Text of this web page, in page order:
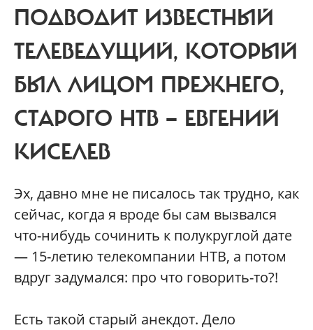
ПОДВОДИТ ИЗВЕСТНЫЙ
ТЕЛЕВЕДУЩИЙ, КОТОРЫЙ
БЫЛ ЛИЦОМ ПРЕЖНЕГО,
СТАРОГО НТВ — ЕВГЕНИЙ
КИСЕЛЕВ
Эх, давно мне не писалось так трудно, как
сейчас, когда я вроде бы сам вызвался
что-нибудь сочинить к полукруглой дате
— 15-летию телекомпании НТВ, а потом
вдруг задумался: про что говорить-то?!
Есть такой старый анекдот. Дело